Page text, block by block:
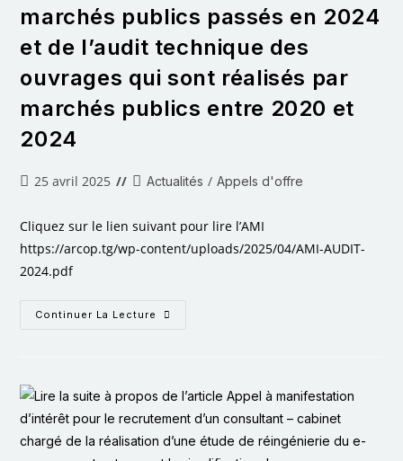
marchés publics passés en 2024
et de l’audit technique des
ouvrages qui sont réalisés par
marchés publics entre 2020 et
2024
25 avril 2025 Actualités / Appels d'offre
Cliquez sur le lien suivant pour lire l’AMI
https://arcop.tg/wp-content/uploads/2025/04/AMI-AUDIT-
2024.pdf
Continuer La Lecture